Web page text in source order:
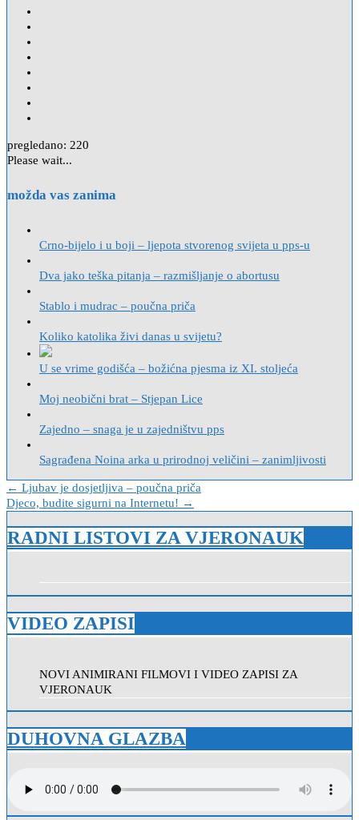
pregledano: 220
Please wait...
možda vas zanima
Crno-bijelo i u boji – ljepota stvorenog svijeta u pps-u
Dva jako teška pitanja – razmišljanje o abortusu
Stablo i mudrac – poučna priča
Koliko katolika živi danas u svijetu?
U se vrime godišća – božićna pjesma iz XI. stoljeća
Moj neobični brat – Stjepan Lice
Zajedno – snaga je u zajedništvu pps
Sagrađena Noina arka u prirodnoj veličini – zanimljivosti
Navigacija
objava
← Ljubav je dosjetljiva – poučna priča
Djeco, budite sigurni na Internetu! →
RADNI LISTOVI ZA VJERONAUK
VIDEO ZAPISI
NOVI ANIMIRANI FILMOVI I VIDEO ZAPISI ZA
VJERONAUK
DUHOVNA GLAZBA